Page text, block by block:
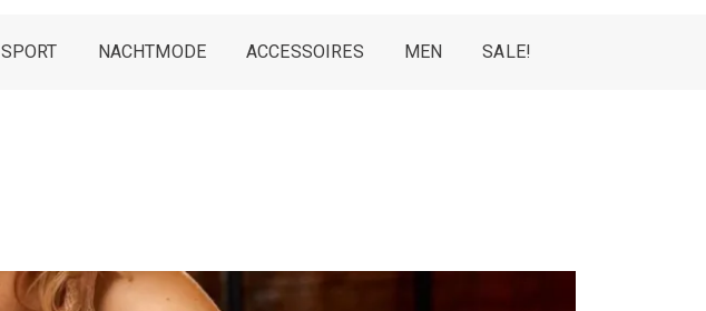
SPORT NACHTMODE ACCESSOIRES MEN SALE!